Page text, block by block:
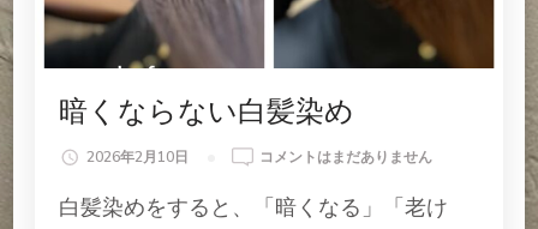
暗くならない白髪染め
2026年2月10日
暗
な
コメントはまだありません
白髪染めをすると、「暗くなる」「老け